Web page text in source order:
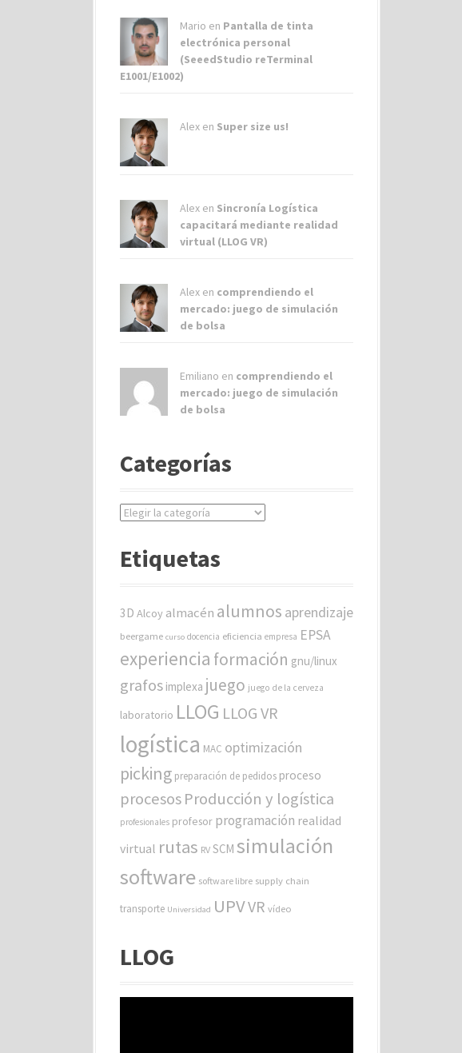
Mario en Pantalla de tinta
electrónica personal
(SeeedStudio reTerminal
E1001/E1002)
Alex en Super size us!
Alex en Sincronía Logística
capacitará mediante realidad
virtual (LLOG VR)
Alex en comprendiendo el
mercado: juego de simulación
de bolsa
Emiliano en comprendiendo el
mercado: juego de simulación
de bolsa
Categorías
C
e
r
s
Etiquetas
3D Alcoy almacén alumnos aprendizaje
beergame curso docencia eficiencia empresa EPSA
experiencia formación gnu/linux
grafos implexa juego juego de la cerveza
laboratorio LLOG LLOG VR
logística MAC optimización
picking preparación de pedidos proceso
procesosProducción y logística
profesionales profesor programación realidad
virtual rutas RV SCM simulación
software software libre supply chain
transporte Universidad UPVVR vídeo
LLOG